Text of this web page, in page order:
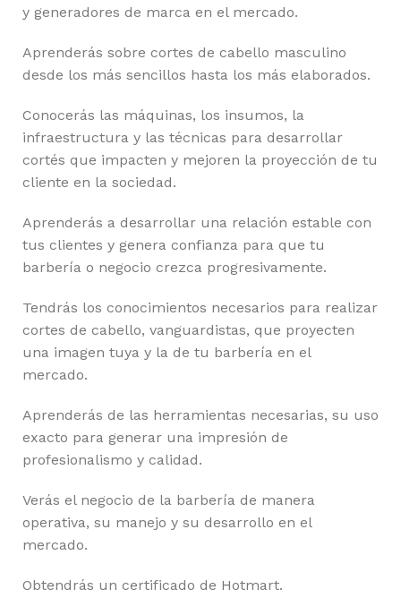
y generadores de marca en el mercado.
Aprenderás sobre cortes de cabello masculino
desde los más sencillos hasta los más elaborados.
Conocerás las máquinas, los insumos, la
infraestructura y las técnicas para desarrollar
cortés que impacten y mejoren la proyección de tu
cliente en la sociedad.
Aprenderás a desarrollar una relación estable con
tus clientes y genera confianza para que tu
barbería o negocio crezca progresivamente.
Tendrás los conocimientos necesarios para realizar
cortes de cabello, vanguardistas, que proyecten
una imagen tuya y la de tu barbería en el
mercado.
Aprenderás de las herramientas necesarias, su uso
exacto para generar una impresión de
profesionalismo y calidad.
Verás el negocio de la barbería de manera
operativa, su manejo y su desarrollo en el
mercado.
Obtendrás un certificado de Hotmart.